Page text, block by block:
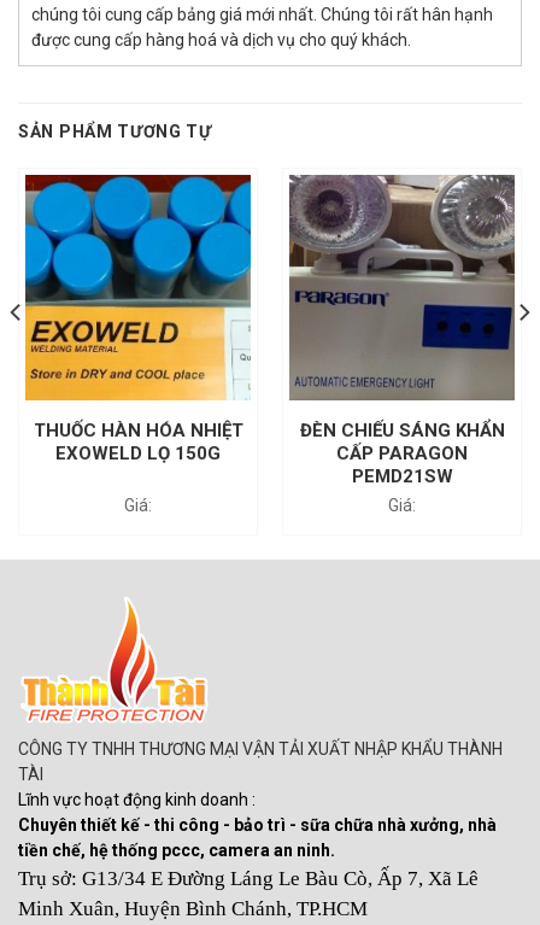
chúng tôi cung cấp bảng giá mới nhất. Chúng tôi rất hân hạnh
được cung cấp hàng hoá và dịch vụ cho quý khách.
SẢN PHẨM TƯƠNG TỰ
THUỐC HÀN HÓA NHIỆT
EXOWELD LỌ 150G
ĐÈN CHIẾU SÁNG KHẨN
CẤP PARAGON
PEMD21SW
CÔNG TY TNHH THƯƠNG MẠI VẬN TẢI XUẤT NHẬP KHẨU THÀNH
TÀI
Lĩnh vực hoạt động kinh doanh :
Chuyên thiết kế - thi công - bảo trì - sữa chữa nhà xưởng, nhà
tiền chế, hệ thống pccc, camera an ninh.
Trụ sở: G13/34 E Đường Láng Le Bàu Cò, Ấp 7, Xã Lê
Minh Xuân, Huyện Bình Chánh, TP.HCM